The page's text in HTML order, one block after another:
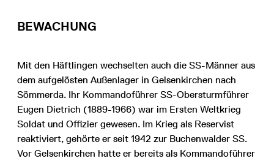
BEWACHUNG
Mit den Häftlingen wechselten auch die SS-Männer aus
dem aufgelösten Außenlager in Gelsenkirchen nach
Sömmerda. Ihr Kommandoführer SS-Obersturmführer
Eugen Dietrich (1889-1966) war im Ersten Weltkrieg
Soldat und Offizier gewesen. Im Krieg als Reservist
reaktiviert, gehörte er seit 1942 zur Buchenwalder SS.
Vor Gelsenkirchen hatte er bereits als Kommandoführer